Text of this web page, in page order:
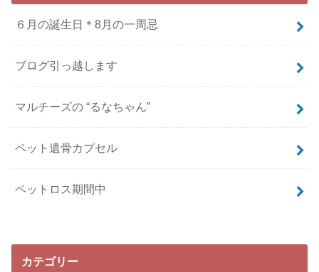
６月の誕生日＊8月の一周忌
ブログ引っ越します
マルチーズの “るなちゃん”
ペット遺骨カプセル
ペットロス期間中
カテゴリー